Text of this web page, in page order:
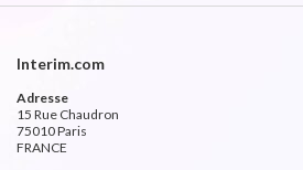
Interim.com
Adresse
15 Rue Chaudron
75010 Paris
FRANCE